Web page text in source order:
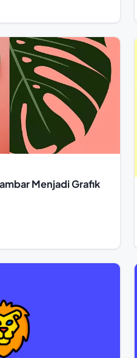
Menjadi Grafik